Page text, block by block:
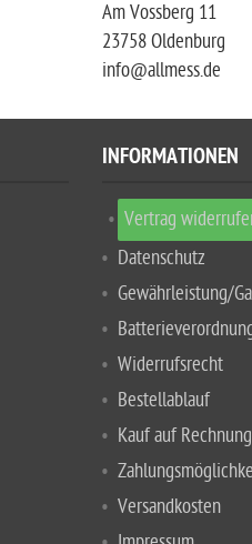
Am Vossberg 11
23758 Oldenburg
info@allmess.de
INFORMATIONEN
Vertrag
Datenschutz
Gewährleistung/
Widerrufsrecht
Bestellablauf
Kauf auf
Versandkosten